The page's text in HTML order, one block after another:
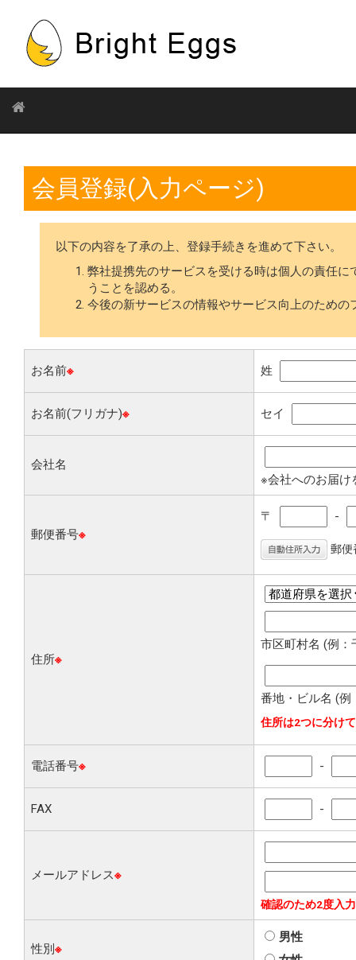
会員登録(入力ページ)
以下の内容を了承の上、登録手続きを進めて下さい。
弊社提携先のサービスを受ける時は個人の責任
うことを認める。
今後の新サービスの情報やサービス向上のため
お名前※ 姓
お名前(フリガナ)※ セイ
会社名
※会社へのお届け
郵便番号※
〒 -
郵便
住所※
市区町村名 (例：
番地・ビル名 (例
住所は2つに分け
電話番号※ -
FAX -
メールアドレス※
確認のため2度入
性別 ※
男性